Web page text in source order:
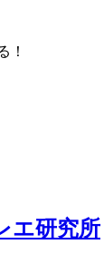
！
エ研究所